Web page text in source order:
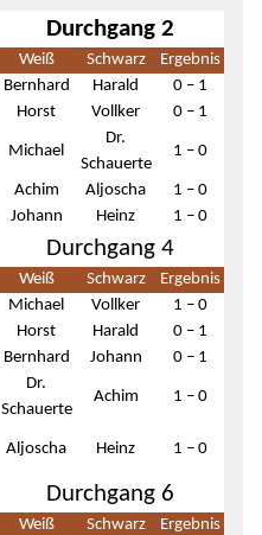
Durchgang 2
Weiß Schwarz
Ergebnis
Bernhard Harald
0 – 1
Horst Vollker
0 – 1
Michael
Dr.
Schauerte
1 – 0
Achim Aljoscha
1 – 0
Johann Heinz 1 – 0
Durchgang 4
Weiß Schwarz
Ergebnis
Michael Vollker
1 – 0
Horst Harald
0 – 1
Bernhard Johann 0 – 1
Dr.
Schauerte
Achim 1 – 0
Aljoscha Heinz 1 – 0
Durchgang 6
Weiß Schwarz
Ergebnis